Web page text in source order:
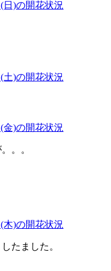
。。
たました。